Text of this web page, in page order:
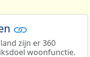
zijn er 360
woonfunctie.